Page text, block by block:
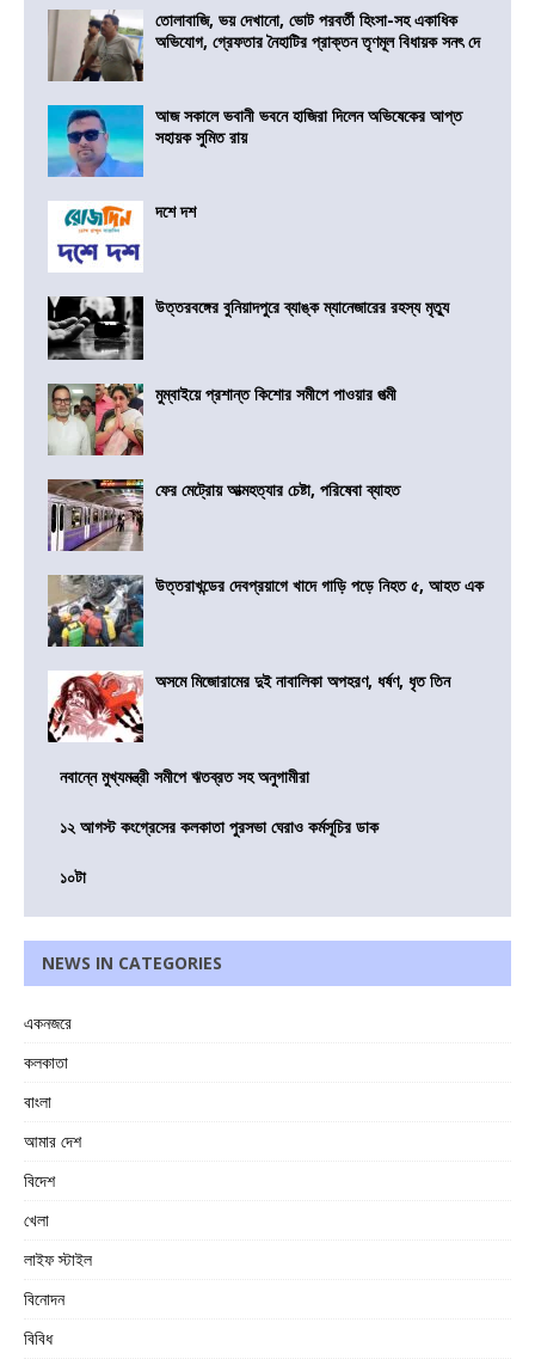
তোলাবাজি, ভয় দেখানো, ভোট পরবর্তী হিংসা-সহ একাধিক
অভিযোগ, গ্রেফতার নৈহাটির প্রাক্তন তৃণমূল বিধায়ক সনৎ দে
আজ সকালে ভবানী ভবনে হাজিরা দিলেন অভিষেকের আপ্ত
সহায়ক সুমিত রায়
দশে দশ
উত্তরবঙ্গের বুনিয়াদপুরে ব্যাঙ্ক ম্যানেজারের রহস্য মৃত্যু
মুম্বাইয়ে প্রশান্ত কিশোর সমীপে পাওয়ার পত্মী
ফের মেট্রোয় আত্মহত্যার চেষ্টা, পরিষেবা ব্যাহত
উত্তরাখন্ডের দেবপ্রয়াগে খাদে গাড়ি পড়ে নিহত ৫, আহত এক
অসমে মিজোরামের দুই নাবালিকা অপহরণ, ধর্ষণ, ধৃত তিন
নবান্নে মুখ্যমন্ত্রী সমীপে ঋতব্রত সহ অনুগামীরা
১২ আগস্ট কংগ্রেসের কলকাতা পুরসভা ঘেরাও কর্মসূচির ডাক
১০টা
NEWS IN CATEGORIES
একনজরে
কলকাতা
বাংলা
আমার দেশ
বিদেশ
খেলা
লাইফ স্টাইল
বিনোদন
বিবিধ